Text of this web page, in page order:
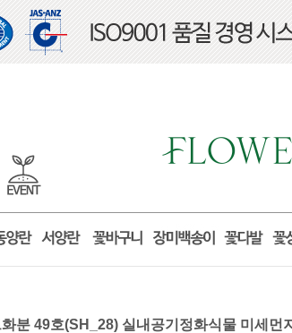
분 49호(SH_28) 실내공기정화식물 미세